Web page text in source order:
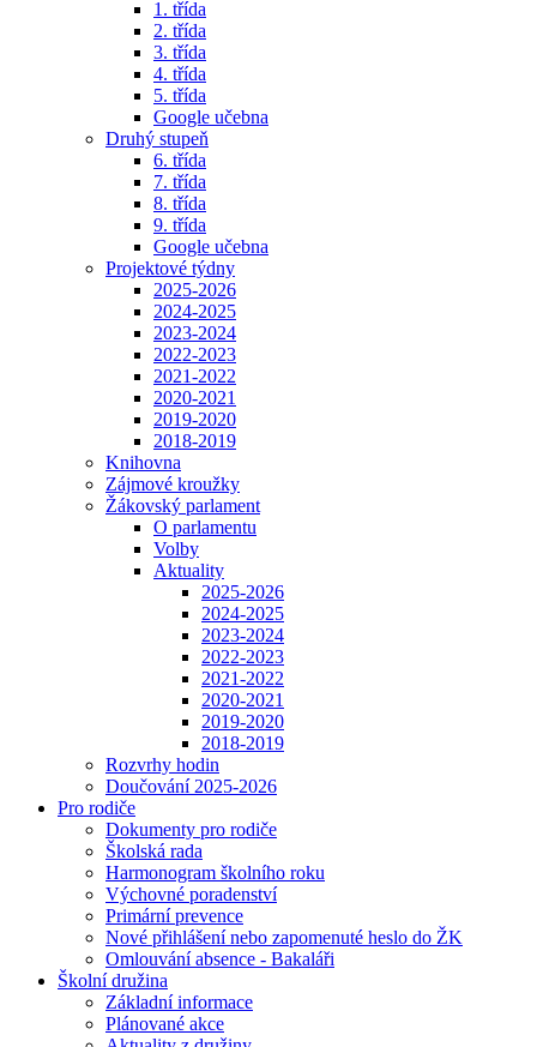
1. třída
2. třída
3. třída
4. třída
5. třída
Google učebna
Druhý stupeň
6. třída
7. třída
8. třída
9. třída
Google učebna
Projektové týdny
2025-2026
2024-2025
2023-2024
2022-2023
2021-2022
2020-2021
2019-2020
2018-2019
Knihovna
Zájmové kroužky
Žákovský parlament
O parlamentu
Volby
Aktuality
2025-2026
2024-2025
2023-2024
2022-2023
2021-2022
2020-2021
2019-2020
2018-2019
Rozvrhy hodin
Doučování 2025-2026
Pro rodiče
Dokumenty pro rodiče
Školská rada
Harmonogram školního roku
Výchovné poradenství
Primární prevence
Nové přihlášení nebo zapomenuté heslo do ŽK
Omlouvání absence - Bakaláři
Školní družina
Základní informace
Plánované akce